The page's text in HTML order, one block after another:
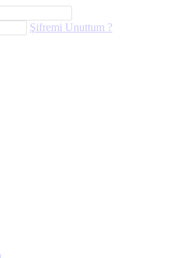
Şifremi Unuttum ?